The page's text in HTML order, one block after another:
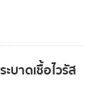
าดเชื้อไวรัส